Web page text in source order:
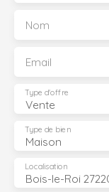
Nom
Email
Vente
Type d'offre
Maison
Type de bien
Bois-le-Roi
Localisation